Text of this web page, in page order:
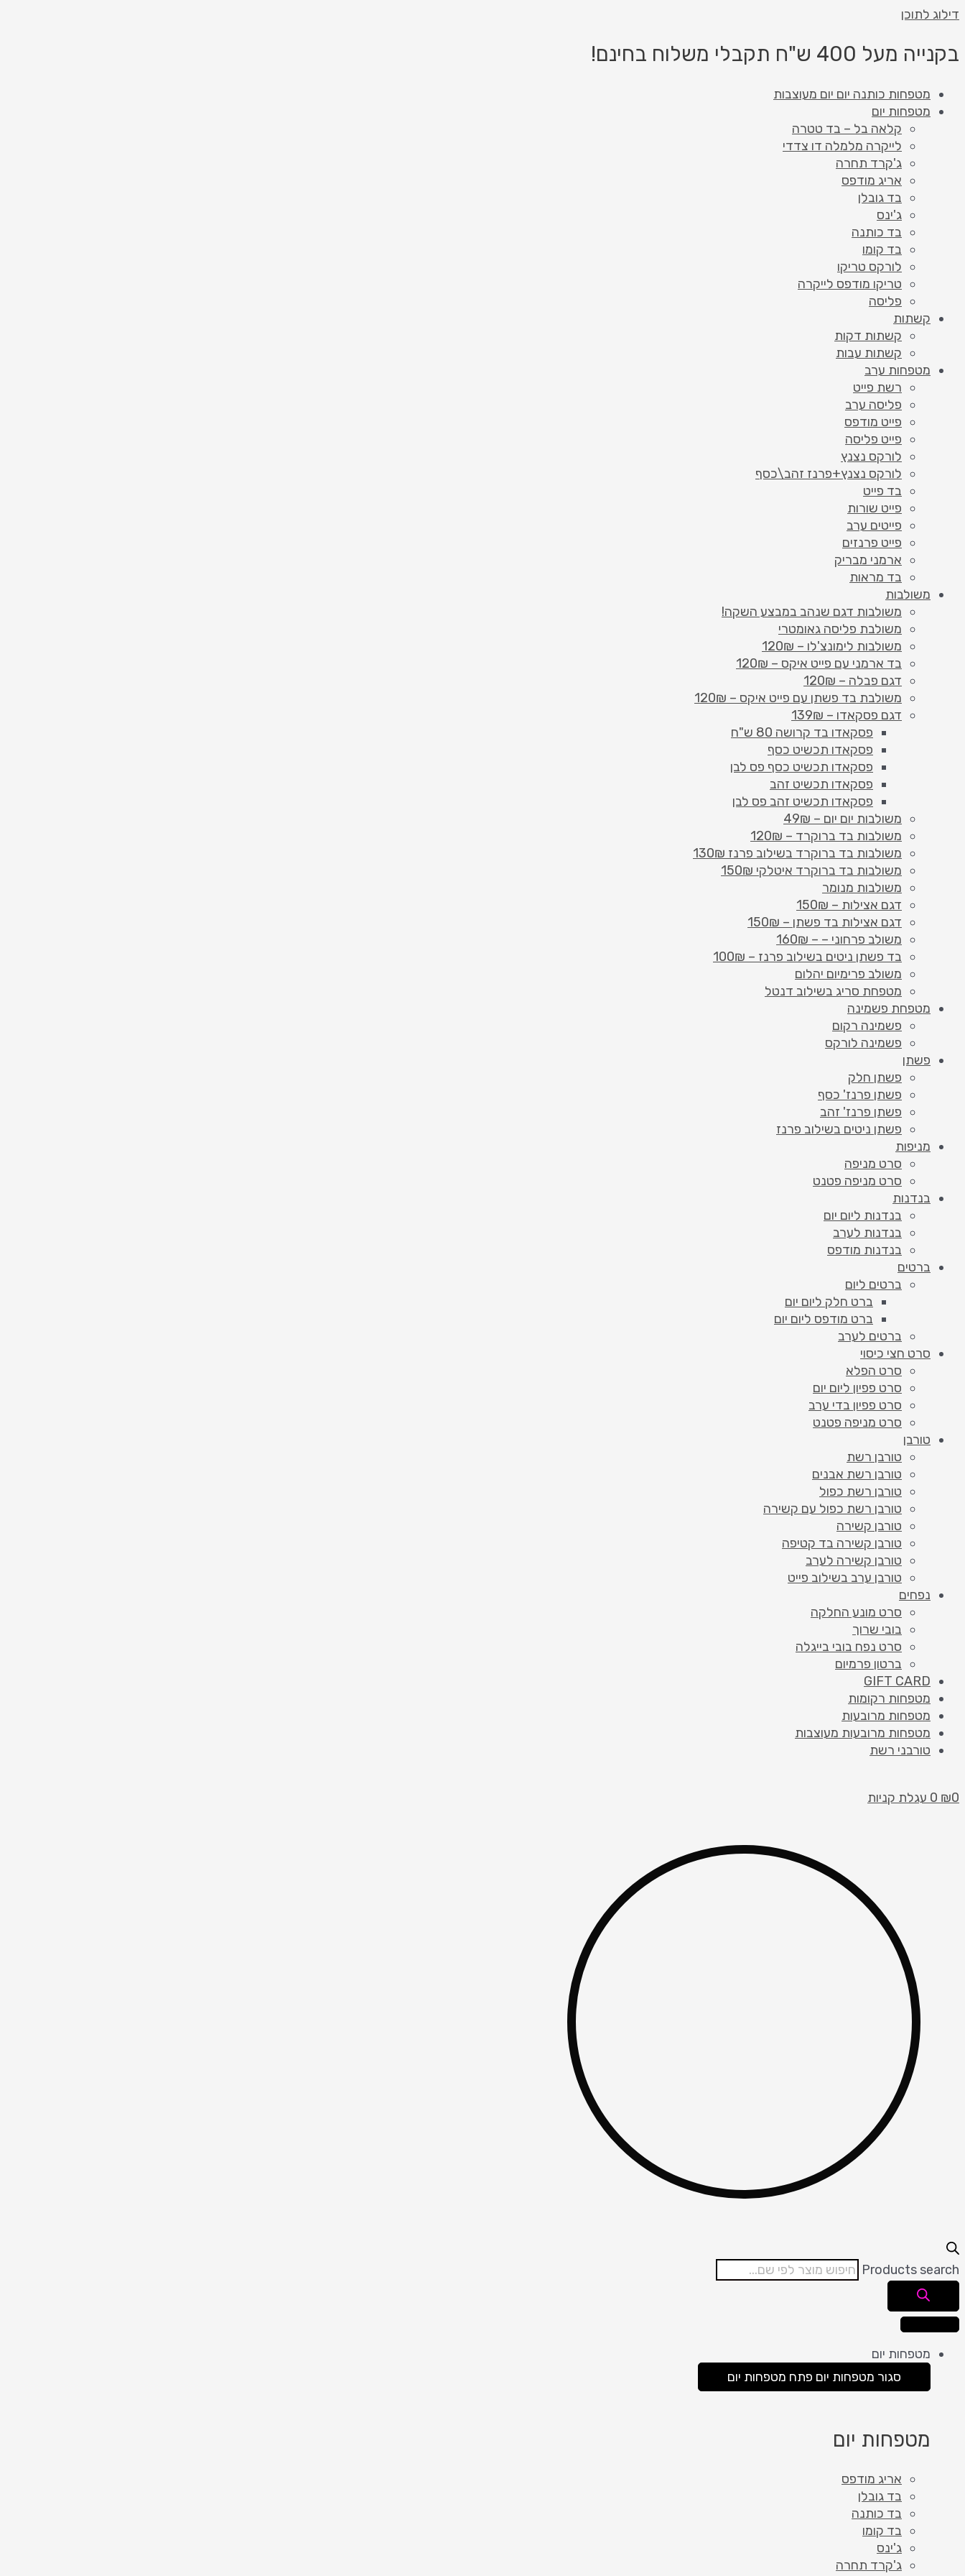
דילוג לתוכן
בקנייה מעל 400 ש"ח תקבלי משלוח בחינם!
מטפחות כותנה יום יום מעוצבות
מטפחות יום
קלאה בל – בד טטרה
לייקרה מלמלה דו צדדי
ג'קרד תחרה
אריג מודפס
בד גובלן
ג'ינס
בד כותנה
בד קומו
לורקס טריקו
טריקו מודפס לייקרה
פליסה
קשתות
קשתות דקות
קשתות עבות
מטפחות ערב
רשת פייט
פליסה ערב
פייט מודפס
פייט פליסה
לורקס נצנץ
לורקס נצנץ+פרנז זהב\כסף
בד פייט
פייט שורות
פייטים ערב
פייט פרנזים
ארמני מבריק
בד מראות
משולבות
משולבות דגם שנהב במבצע השקה!
משולבת פליסה גאומטרי
משולבות לימונצ'לו – 120₪
בד ארמני עם פייט איקס – 120₪
דגם פבלה – 120₪
משולבת בד פשתן עם פייט איקס – 120₪
דגם פסקאדו – 139₪
פסקאדו בד קרושה 80 ש"ח
פסקאדו תכשיט כסף
פסקאדו תכשיט כסף פס לבן
פסקאדו תכשיט זהב
פסקאדו תכשיט זהב פס לבן
משולבות יום יום – 49₪
משולבות בד ברוקרד – 120₪
משולבות בד ברוקרד בשילוב פרנז 130₪
משולבות בד ברוקרד איטלקי 150₪
משולבות מנומר
דגם אצילות – 150₪
דגם אצילות בד פשתן – 150₪
משולב פרחוני – – 160₪
בד פשתן ניטים בשילוב פרנז – 100₪
משולב פרימיום יהלום
מטפחת סריג בשילוב דנטל
מטפחת פשמינה
פשמינה רקום
פשמינה לורקס
פשתן
פשתן חלק
פשתן פרנז' כסף
פשתן פרנז' זהב
פשתן ניטים בשילוב פרנז
מניפות
סרט מניפה
סרט מניפה פטנט
בנדנות
בנדנות ליום יום
בנדנות לערב
בנדנות מודפס
ברטים
ברטים ליום
ברט חלק ליום יום
ברט מודפס ליום יום
ברטים לערב
סרט חצי כיסוי
סרט הפלא
סרט פפיון ליום יום
סרט פפיון בדי ערב
סרט מניפה פטנט
טורבן
טורבן רשת
טורבן רשת אבנים
טורבן רשת כפול
טורבן רשת כפול עם קשירה
טורבן קשירה
טורבן קשירה בד קטיפה
טורבן קשירה לערב
טורבן ערב בשילוב פייט
נפחים
סרט מונע החלקה
בובי שרוך
סרט נפח בובי בייגלה
ברטון פרמיום
GIFT CARD
מטפחות רקומות
מטפחות מרובעות
מטפחות מרובעות מעוצבות
טורבני רשת
₪0
0 עגלת קניות
Products search
מטפחות יום
סגור מטפחות יום פתח מטפחות יום
מטפחות יום
אריג מודפס
בד גובלן
בד כותנה
בד קומו
ג'ינס
ג'קרד תחרה